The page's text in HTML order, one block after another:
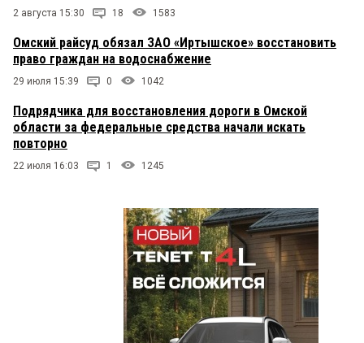
2 августа 15:30 18 1583
Омский райсуд обязал ЗАО «Иртышское» восстановить
право граждан на водоснабжение
29 июля 15:39 0 1042
Подрядчика для восстановления дороги в Омской
области за федеральные средства начали искать
повторно
22 июля 16:03 1 1245